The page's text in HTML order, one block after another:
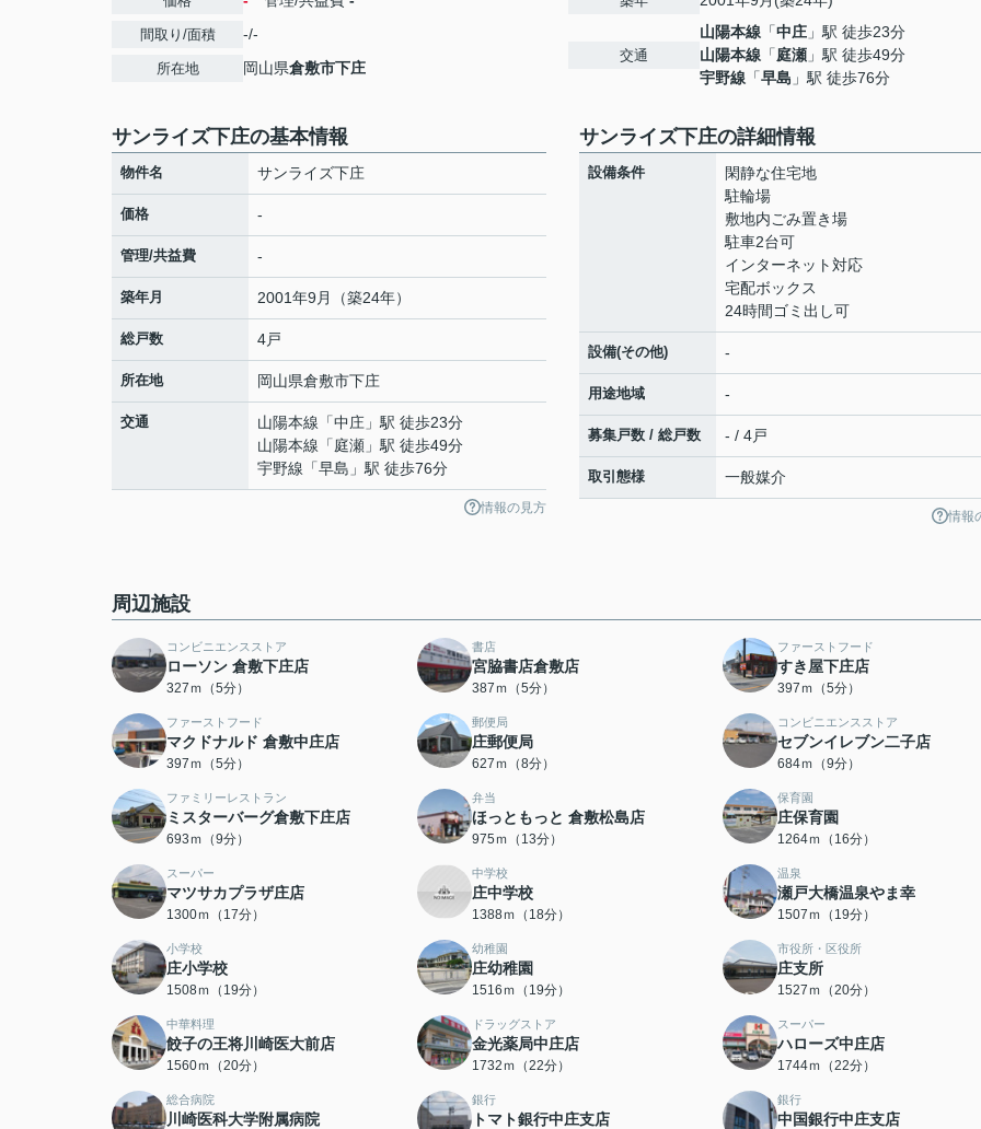
間取り/面積 -/-
所在地 岡山県倉敷市下庄
交通
山陽本線 「中庄 」駅 徒歩23分
山陽本線 「庭瀬 」駅 徒歩49分
宇野線 「早島 」駅 徒歩76分
サンライズ下庄の基本情報
物件名 サンライズ下庄
価格 -
管理/共益費 -
築年月 2001年9月（築24年）
総戸数 4戸
所在地 岡山県倉敷市下庄
交通 山陽本線 「中庄 」駅 徒歩23分
山陽本線 「庭瀬 」駅 徒歩49分
宇野線 「早島 」駅 徒歩76分
情報の見方
サンライズ下庄の詳細情報
設備条件
閑静な住宅地
駐輪場
敷地内ごみ置き場
駐車2台可
インターネット対応
宅配ボックス
24時間ゴミ出し可
設備(その他) -
用途地域 -
募集戸数 / 総戸数 - / 4戸
取引態様 一般媒介
情報
周辺施設
コンビニエンスストア
ローソン 倉敷下庄店
327ｍ（5分）
書店
宮脇書店倉敷店
387ｍ（5分）
ファーストフード
すき屋下庄店
397ｍ（5分）
ファーストフード
マクドナルド 倉敷中庄店
397ｍ（5分）
郵便局
庄郵便局
627ｍ（8分）
コンビニエンスストア
セブンイレブン二子店
684ｍ（9分）
ファミリーレストラン
ミスターバーグ倉敷下庄店
693ｍ（9分）
弁当
ほっともっと 倉敷松島店
975ｍ（13分）
保育園
庄保育園
1264ｍ（16分）
スーパー
マツサカプラザ庄店
1300ｍ（17分）
中学校
庄中学校
1388ｍ（18分）
温泉
瀬戸大橋温泉やま幸
1507ｍ（19分）
小学校
庄小学校
1508ｍ（19分）
幼稚園
庄幼稚園
1516ｍ（19分）
市役所・区役所
庄支所
1527ｍ（20分）
中華料理
餃子の王将川崎医大前店
1560ｍ（20分）
ドラッグストア
金光薬局中庄店
1732ｍ（22分）
スーパー
ハローズ中庄店
1744ｍ（22分）
総合病院
川崎医科大学附属病院
銀行
トマト銀行中庄支店
銀行
中国銀行中庄支店